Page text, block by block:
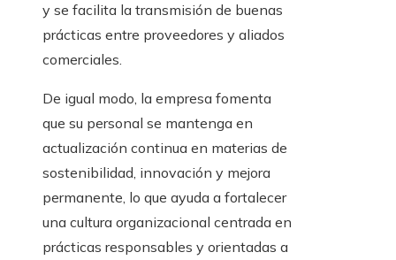
y se facilita la transmisión de buenas
prácticas entre proveedores y aliados
comerciales.
De igual modo, la empresa fomenta
que su personal se mantenga en
actualización continua en materias de
sostenibilidad, innovación y mejora
permanente, lo que ayuda a fortalecer
una cultura organizacional centrada en
prácticas responsables y orientadas a